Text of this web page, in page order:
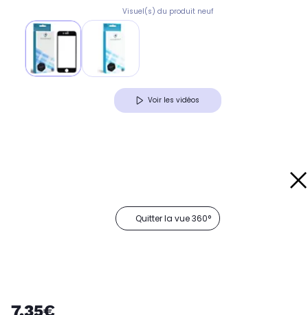
Visuel(s) du produit neuf
Voir les vidéos
Quitter la vue 360°